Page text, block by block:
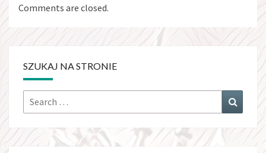
Comments are closed.
SZUKAJ NA STRONIE
Search
for: